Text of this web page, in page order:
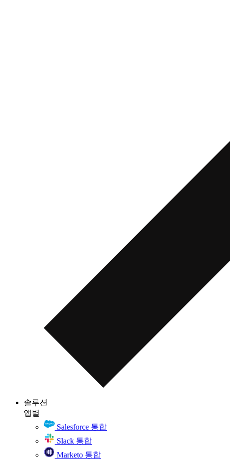
솔루션
앱별
Salesforce 통합
Slack 통합
Marketo 통합